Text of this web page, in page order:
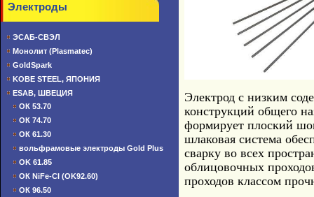
Электроды
ЭСАБ-СВЭЛ
Монолит (Plasmatec)
GoldSpark
KOBE STEEL, ЯПОНИЯ
ESAB, ШВЕЦИЯ
ОК 53.70
ОК 74.70
ОК 61.30
вольфрамовые электроды Gold Plus
OK 61.85
ОК NiFe-CI (OK92.60)
ОК 96.50
Электрод с низким
конструкций общего
формирует плоский
шлаковая система
сварку во всех
облицовочных
проходов классом